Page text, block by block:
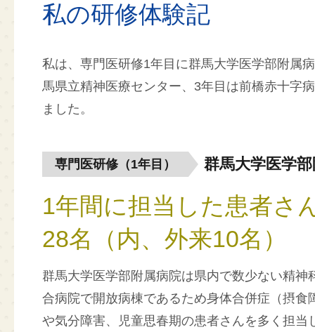
私の研修体験記
私は、専門医研修1年目に群馬大学医学部附属
馬県立精神医療センター、3年目は前橋赤十字
ました。
専門医研修（1年目） 群馬大学医学
1年間に担当した患者さ
28名（内、外来10名）
群馬大学医学部附属病院は県内で数少ない精神
合病院で開放病棟であるため身体合併症（摂食
や気分障害、児童思春期の患者さんを多く担当